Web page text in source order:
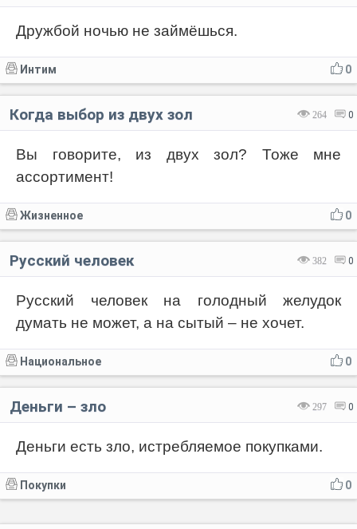
Дружбой ночью не займёшься.
0
Интим
264 0
Когда выбор из двух зол
Вы говорите, из двух зол? Тоже мне
ассортимент!
0
Жизненное
382 0
Русский человек
Русский человек на голодный желудок
думать не может, а на сытый – не хочет.
0
Национальное
297 0
Деньги – зло
Деньги есть зло, истребляемое покупками.
0
Покупки